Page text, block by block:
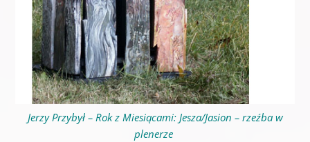
Jerzy Przybył – Rok z Miesiącami: Jesza/Jasion – rzeźba w
plenerze